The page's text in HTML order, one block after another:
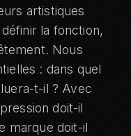
artistiques
la fonction,
Nous
: dans quel
t-il ? Avec
doit-il
marque doit-il